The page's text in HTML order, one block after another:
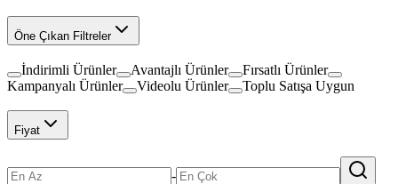
Öne Çıkan Filtreler
İndirimli Ürünler Avantajlı Ürünler
Fırsatlı Ürünler
Kampanyalı Ürünler
Videolu Ürünler Toplu Satışa Uygun
Fiyat
-